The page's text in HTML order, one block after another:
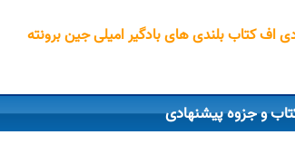
اف کتاب بلندی های بادگیر امیلی جین برونته
و جزوه پیشنهادی